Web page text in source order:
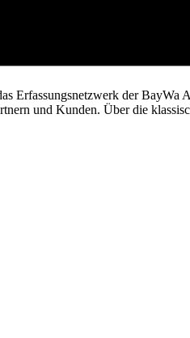
zum Einsatz kommen.
Erfassungsnetzwerk der BayWa
und Kunden. Über die